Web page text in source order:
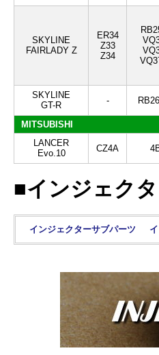
SKYLINE
FAIRLADY Z
ER34
Z33
Z34
SKYLINE
GT-R
-
MITSUBISHI
LANCER
Evo.10
CZ4A
■インジェク
インジェクターサブパーツ